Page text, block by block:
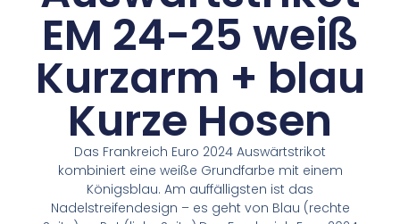
EM 24-25 weiß
Kurzarm + blau
Kurze Hosen
Das Frankreich Euro 2024 Auswärtstrikot
kombiniert eine weiße Grundfarbe mit einem
Königsblau. Am auffälligsten ist das
Nadelstreifendesign – es geht von Blau (rechte